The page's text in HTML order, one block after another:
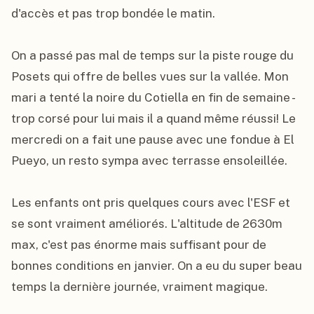
d'accès et pas trop bondée le matin.
On a passé pas mal de temps sur la piste rouge du
Posets qui offre de belles vues sur la vallée. Mon
mari a tenté la noire du Cotiella en fin de semaine -
trop corsé pour lui mais il a quand même réussi! Le
mercredi on a fait une pause avec une fondue à El
Pueyo, un resto sympa avec terrasse ensoleillée.
Les enfants ont pris quelques cours avec l'ESF et
se sont vraiment améliorés. L'altitude de 2630m
max, c'est pas énorme mais suffisant pour de
bonnes conditions en janvier. On a eu du super beau
temps la dernière journée, vraiment magique.